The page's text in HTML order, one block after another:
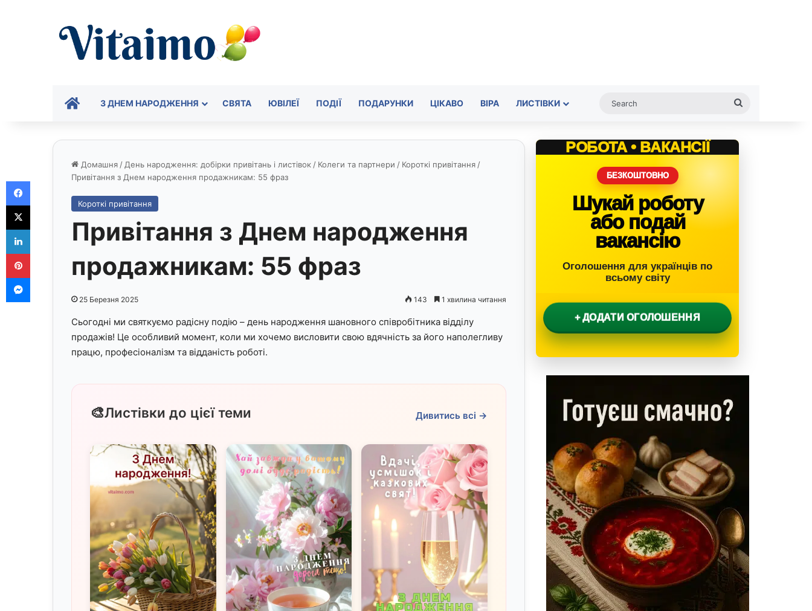
ГОЛОВНА
З ДНЕМ НАРОДЖЕННЯ СВЯТА ЮВІЛЕЇ ПОДІЇ ПОДАРУНКИ ЦІКАВО ВІРА ЛИСТІВКИ
Домашня / День народження: добірки привітань і листівок / Колеги та партнери / Короткі привітання /
Привітання з Днем народження продажникам: 55 фраз
Короткі привітання
Привітання з Днем народження
продажникам: 55 фраз
25 Березня 2025 143 1 хвилина читання
Сьогодні ми святкуємо радісну подію – день народження шановного співробітника відділу
продажів! Це особливий момент, коли ми хочемо висловити свою вдячність за його наполегливу
працю, професіоналізм та відданість роботі.
🎨Листівки до цієї теми Дивитись всі →
РОБОТА • ВАКАНСІЇ
БЕЗКОШТОВНО
Шукай роботу
або подай
вакансію
Оголошення для українців по
всьому світу
+ ДОДАТИ ОГОЛОШЕННЯ
Messenger